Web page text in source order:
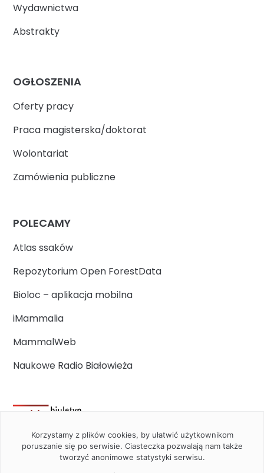
Wydawnictwa
Abstrakty
OGŁOSZENIA
Oferty pracy
Praca magisterska/doktorat
Wolontariat
Zamówienia publiczne
POLECAMY
Atlas ssaków
Repozytorium Open ForestData
Bioloc – aplikacja mobilna
iMammalia
MammalWeb
Naukowe Radio Białowieża
Korzystamy z plików cookies, by ułatwić użytkownikom
poruszanie się po serwisie. Ciasteczka pozwalają nam także
tworzyć anonimowe statystyki serwisu.